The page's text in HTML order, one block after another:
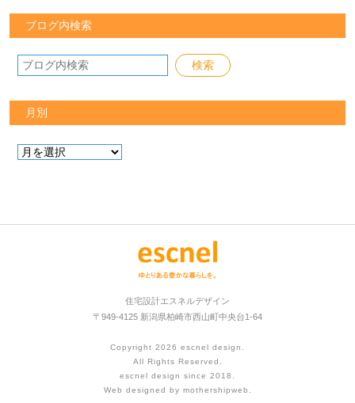
ブログ内検索
月別
住宅設計エスネルデザイン
〒949-4125 新潟県柏崎市西山町中央台1-64
Copyright 2026 escnel design .
All Rights Reserved.
escnel design since 2018.
Web designed by mothershipweb .